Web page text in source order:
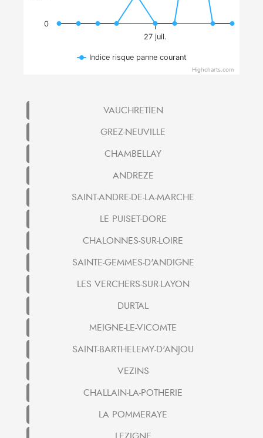
27 juil.
0
Indice risque panne courant
Highcharts.com
VAUCHRETIEN
GREZ-NEUVILLE
CHAMBELLAY
ANDREZE
SAINT-ANDRE-DE-LA-MARCHE
LE PUISET-DORE
CHALONNES-SUR-LOIRE
SAINTE-GEMMES-D'ANDIGNE
LES VERCHERS-SUR-LAYON
DURTAL
MEIGNE-LE-VICOMTE
SAINT-BARTHELEMY-D'ANJOU
VEZINS
CHALLAIN-LA-POTHERIE
LA POMMERAYE